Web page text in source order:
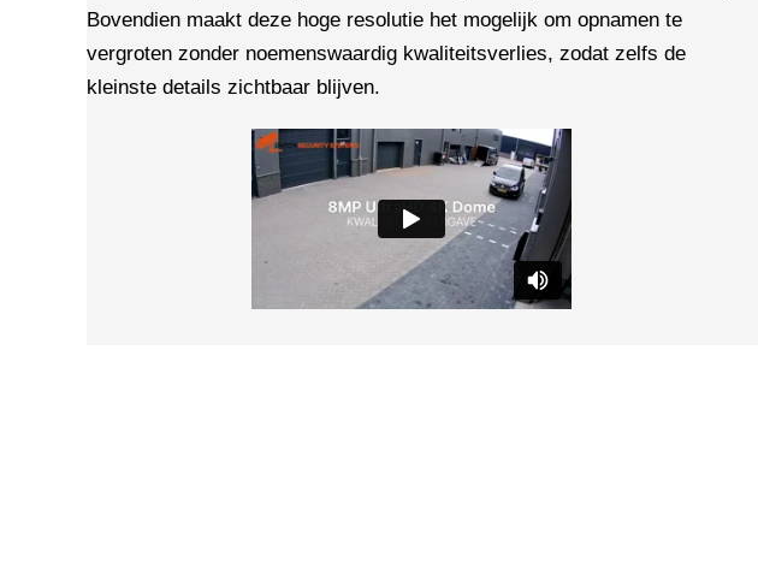
Bovendien maakt deze hoge resolutie het mogelijk om opnamen te
vergroten zonder noemenswaardig kwaliteitsverlies, zodat zelfs de
kleinste details zichtbaar blijven.